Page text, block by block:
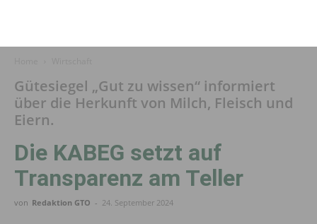
Gütesiegel „Gut zu wissen“ informiert
über die Herkunft von Milch, Fleisch und
Eiern.
Die KABEG setzt auf
Transparenz am Teller
von Redaktion GTO - 24. September 2024